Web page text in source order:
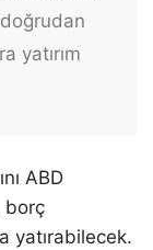
yatırım
ABD
borç
yatırabilecek.